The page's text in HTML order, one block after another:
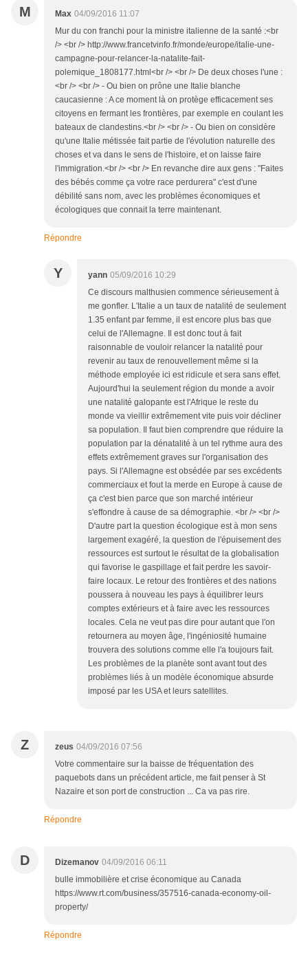
M Max 04/09/2016 11:07
Mur du con franchi pour la ministre italienne de la santé :<br
/> <br /> http://www.francetvinfo.fr/monde/europe/italie-une-
campagne-pour-relancer-la-natalite-fait-
polemique_1808177.html<br /> <br /> De deux choses l'une :
<br /> <br /> - Ou bien on prône une Italie blanche
caucasienne : A ce moment là on protège efficacement ses
citoyens en fermant les frontières, par exemple en coulant les
bateaux de clandestins.<br /> <br /> - Ou bien on considère
qu'une Italie métissée fait partie de l'évolution naturelle des
choses et va dans le sens de l'histoire, et on laisse faire
l'immigration.<br /> <br /> En revanche dire aux gens : "Faites
des bébés comme ça votre race perdurera" c'est d'une
débilité sans nom, avec les problèmes économiques et
écologiques que connait la terre maintenant.
Répondre
Y yann 05/09/2016 10:29
Ce discours malthusien commence sérieusement à
me gonfler. L'Italie a un taux de natalité de seulement
1.35 enfant par femme, il est encore plus bas que
celui de l'Allemagne. Il est donc tout à fait
raisonnable de vouloir relancer la natalité pour
revenir au taux de renouvellement même si la
méthode employée ici est ridicule et sera sans effet.
Aujourd'hui la seulement région du monde a avoir
une natalité galopante est l'Afrique le reste du
monde va vieillir extrêmement vite puis voir décliner
sa population. Il faut bien comprendre que réduire la
population par la dénatalité à un tel rythme aura des
effets extrêmement graves sur l'organisation des
pays. Si l'Allemagne est obsédée par ses excédents
commerciaux et fout la merde en Europe à cause de
ça c'est bien parce que son marché intérieur
s'effondre à cause de sa démographie. <br /> <br />
D'autre part la question écologique est à mon sens
largement exagéré, la question de l'épuisement des
ressources est surtout le résultat de la globalisation
qui favorise le gaspillage et fait perdre les savoir-
faire locaux. Le retour des frontières et des nations
poussera à nouveau les pays à équilibrer leurs
comptes extérieurs et à faire avec les ressources
locales. Cela ne veut pas dire pour autant que l'on
retournera au moyen âge, l'ingéniosité humaine
trouvera des solutions comme elle l'a toujours fait.
Les problèmes de la planète sont avant tout des
problèmes liés à un modèle économique absurde
imposé par les USA et leurs satellites.
Z zeus 04/09/2016 07:56
Votre commentaire sur la baisse de fréquentation des
paquebots dans un précédent article, me fait penser à St
Nazaire et son port de construction ... Ca va pas rire.
Répondre
D Dizemanov 04/09/2016 06:11
bulle immobilière et crise économique au Canada
https://www.rt.com/business/357516-canada-economy-oil-
property/
Répondre